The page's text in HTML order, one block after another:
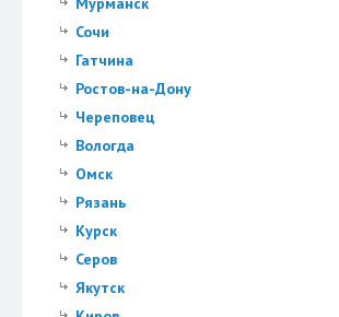
Сочи
Гатчина
Ростов-на-Дону
Череповец
Вологда
Омск
Рязань
Курск
Серов
Якутск